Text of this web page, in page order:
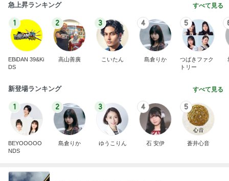
急上昇ランキング すべて見る
1
EBiDAN 39&Ki
DS
2
高山善廣
3
こいたん
4
島倉りか
5
つばきファク
トリー
新登場ランキング すべて見る
1
BEYOOOOO
NDS
2
島倉りか
3
ゆうこりん
4
石 安伊
5
蒼井心音